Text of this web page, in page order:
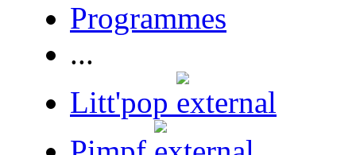
Programmes
...
Litt'pop